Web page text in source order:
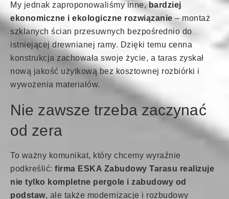
My jednak zaproponowaliśmy inne,bardziej
ekonomiczne i ekologiczne rozwiązanie – montaż
szklanych ścian przesuwnych bezpośrednio do
istniejącej drewnianej ramy. Dzięki temu cenna
konstrukcja zachowała swoje życie, a taras zyskał
nową jakość użytkową bez kosztownej rozbiórki i
wywożenia materiałów.
Nie zawsze trzeba zaczynać
od zera
To ważny komunikat, który chcemy wyraźnie
podkreślić: firma ESKA Zabudowy Tarasu realizuje
nie tylko kompletne pergole i zabudowy od
podstaw, ale także modernizacje i rozbudowy